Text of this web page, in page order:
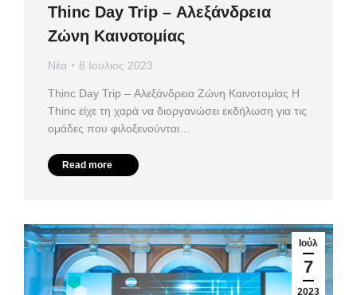
Thinc Day Trip – Αλεξάνδρεια
Ζώνη Καινοτομίας
Νέα 8 Ιούλιος 2023
Thinc Day Trip – Αλεξάνδρεια Ζώνη Καινοτομίας Η
Thinc είχε τη χαρά να διοργανώσει εκδήλωση για τις
ομάδες που φιλοξενούνται…
Read more
Ιούλ
7
2023